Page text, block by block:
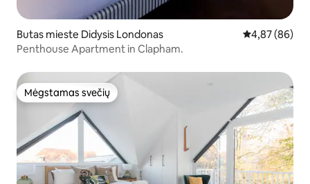
Butas mieste Didysis Londonas Vidutinis
4,87 (86)
Penthouse Apartment in Clapham.
Mėgstamas svečių
Mėgstamas svečių